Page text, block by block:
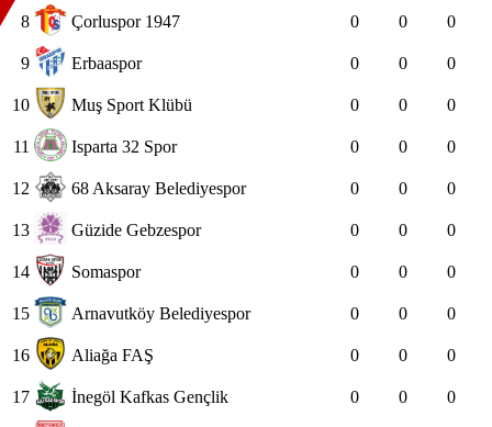
8 Çorluspor 1947 0 0 0
9 Erbaaspor 0 0 0
10 Muş Sport Klübü 0 0 0
11 Isparta 32 Spor 0 0 0
12 68 Aksaray Belediyespor 0 0 0
13 Güzide Gebzespor 0 0 0
14 Somaspor 0 0 0
15 Arnavutköy Belediyespor 0 0 0
16 Aliağa FAŞ 0 0 0
17 İnegöl Kafkas Gençlik 0 0 0